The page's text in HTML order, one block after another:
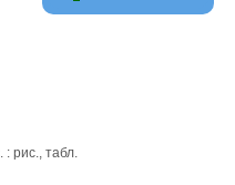
: рис., табл.